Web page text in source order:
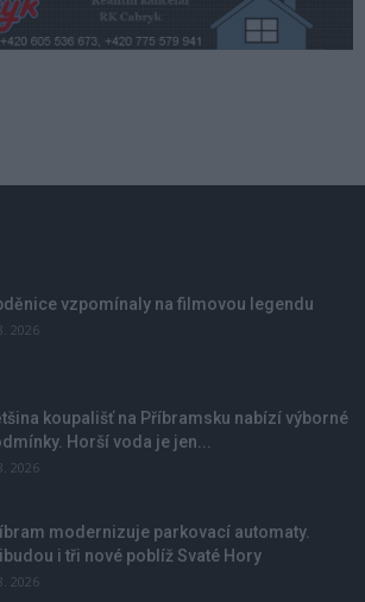
vzpomínaly na filmovou legendu
2026
koupališť na Příbramsku nabízí výborné
Horší voda je jen...
2026
modernizuje parkovací automaty.
i tři nové poblíž Svaté Hory
2026